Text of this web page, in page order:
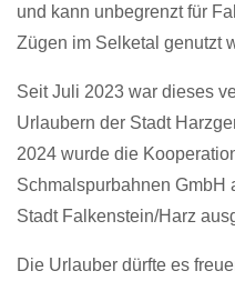
und kann unbegrenzt für
Zügen im Selketal genutzt
Seit Juli 2023 war dieses
Urlaubern der Stadt
2024 wurde die
Schmalspurbahnen GmbH
Stadt Falkenstein/Harz
Die Urlauber dürfte es